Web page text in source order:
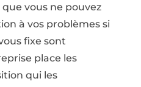
vous ne pouvez
à vos problèmes si
fixe sont
place les
qui les